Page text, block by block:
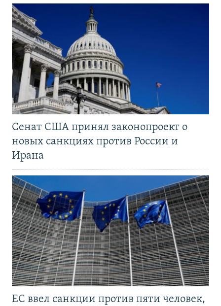
Сенат США принял законопроект о
новых санкциях против России и
Ирана
ЕС ввел санкции против пяти человек,